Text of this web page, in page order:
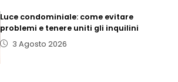
Luce condominiale: come evitare
problemi e tenere uniti gli inquilini
3 Agosto 2026